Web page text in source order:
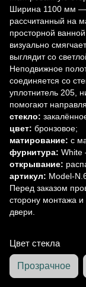
Ширина 1100 мм —
рассчитанный на
просторной
визуально
выглядит со
Неподвижное
соединяется со
уплотнитель 205,
помогают
стекло:
цвет: бронзовое;
матирование: с
фурнитура: White
открывание:
артикул: Model-
Перед заказом
сторону монтажа
двери.
Цвет стекла
Прозрачное